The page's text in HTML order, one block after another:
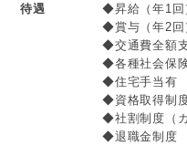
待遇
◆昇給（年1回
◆賞与（年2回
◆交通費全額
◆各種社会保
◆住宅手当有
◆資格取得制
◆社割制度（
◆退職金制度